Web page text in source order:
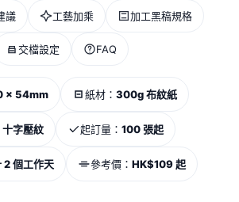
議 工藝加乘 加工黑稿規格
交檔設定 FAQ
× 54mm 紙材： 300g 布紋紙
十字壓紋 起訂量： 100 張起
2 個工作天 參考價： HK$109 起